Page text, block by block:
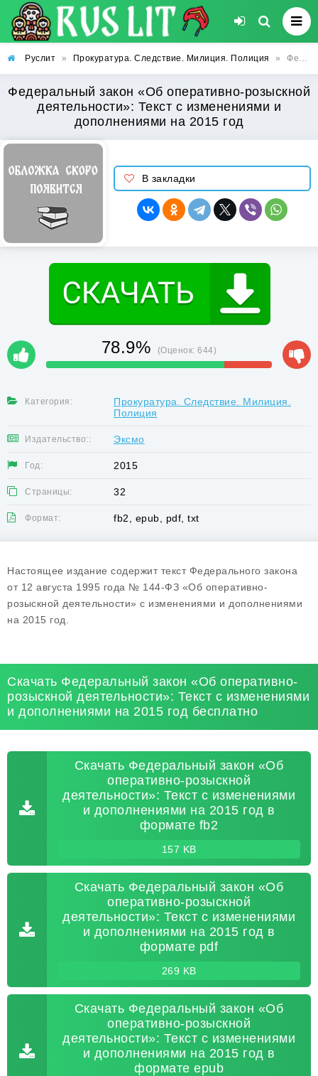
Руслит » Прокуратура. Следствие. Милиция. Полиция » Федеральный закон «Об оперативно-розыскной деятельности»: Текст с изменениями и дополнениями на 2015 год
Федеральный закон «Об оперативно-розыскной
деятельности»: Текст с изменениями и
дополнениями на 2015 год
В закладки
78.9% (Оценок:644)
Категория:
Прокуратура. Следствие. Милиция.
Полиция
Издательство:: Эксмо
Год: 2015
Страницы: 32
Формат: fb2, epub, pdf, txt
Настоящее издание содержит текст Федерального закона
от 12 августа 1995 года № 144-ФЗ «Об оперативно-
розыскной деятельности» с изменениями и дополнениями
на 2015 год.
Скачать Федеральный закон «Об оперативно-
розыскной деятельности»: Текст с изменениями
и дополнениями на 2015 год бесплатно
Скачать Федеральный закон «Об
оперативно-розыскной
деятельности»: Текст с изменениями
и дополнениями на 2015 год в
формате fb2
157 KB
Скачать Федеральный закон «Об
оперативно-розыскной
деятельности»: Текст с изменениями
и дополнениями на 2015 год в
формате pdf
269 KB
Скачать Федеральный закон «Об
оперативно-розыскной
деятельности»: Текст с изменениями
и дополнениями на 2015 год в
формате epub